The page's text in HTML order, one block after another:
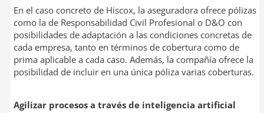
En el caso concreto de Hiscox, la aseguradora ofrece pólizas
como la de Responsabilidad Civil Profesional o D&O con
posibilidades de adaptación a las condiciones concretas de
cada empresa, tanto en términos de cobertura como de
prima aplicable a cada caso. Además, la compañía ofrece la
posibilidad de incluir en una única póliza varias coberturas.
Agilizar procesos a través de inteligencia artificial